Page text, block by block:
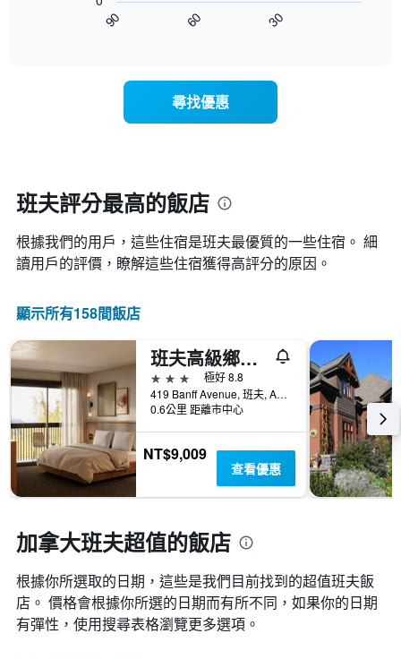
表
具
有
1
條
軸，
顯
去
三
天
內
找
到
的
間
平
均
價
格。
1
X
軸，
顯
按
星
級
分
類
的
飯
店
類
別。
此
有
條
軸，
顯
近，
房
的
變
況。
圖
表
有
1
個
X
軸，
顯
示
距
預
訂
期
的
天
數
90 60 30
尋找優惠
班夫評分最高的飯店
根據我們的用戶，這些住宿是班夫最優質的一些住宿。 細
讀用戶的評價，瞭解這些住宿獲得高評分的原因。
顯示所有158間飯店
班夫高級鄉村酒店 - 班夫
3星級
極好 8.8
419 Banff Avenue, 班夫, AB, 加拿大
0.6公里 距離市中心
NT$9,009
查看優惠
加拿大班夫超值的飯店
根據你所選取的日期，這些是我們目前找到的超值班夫​飯
店。 價格會根據你所選的日期而有所不同，如果你的日期
有彈性，使用搜尋表格瀏覽更多選項。